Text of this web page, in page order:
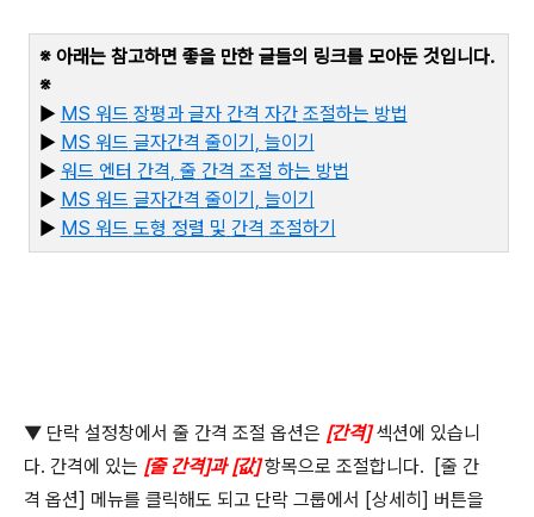
※ 아래는 참고하면 좋을 만한 글들의 링크를 모아둔 것입니다.
※
▶ MS 워드 장평과 글자 간격 자간 조절하는 방법
▶ MS 워드 글자간격 줄이기, 늘이기
▶ 워드 엔터 간격, 줄 간격 조절 하는 방법
▶ MS 워드 글자간격 줄이기, 늘이기
▶ MS 워드 도형 정렬 및 간격 조절하기
▼ 단락 설정창에서 줄 간격 조절 옵션은 [간격] 섹션에 있습니
다. 간격에 있는 [줄 간격]과[값] 항목으로 조절합니다. [줄 간
격 옵션] 메뉴를 클릭해도 되고 단락 그룹에서 [상세히 ] 버튼을